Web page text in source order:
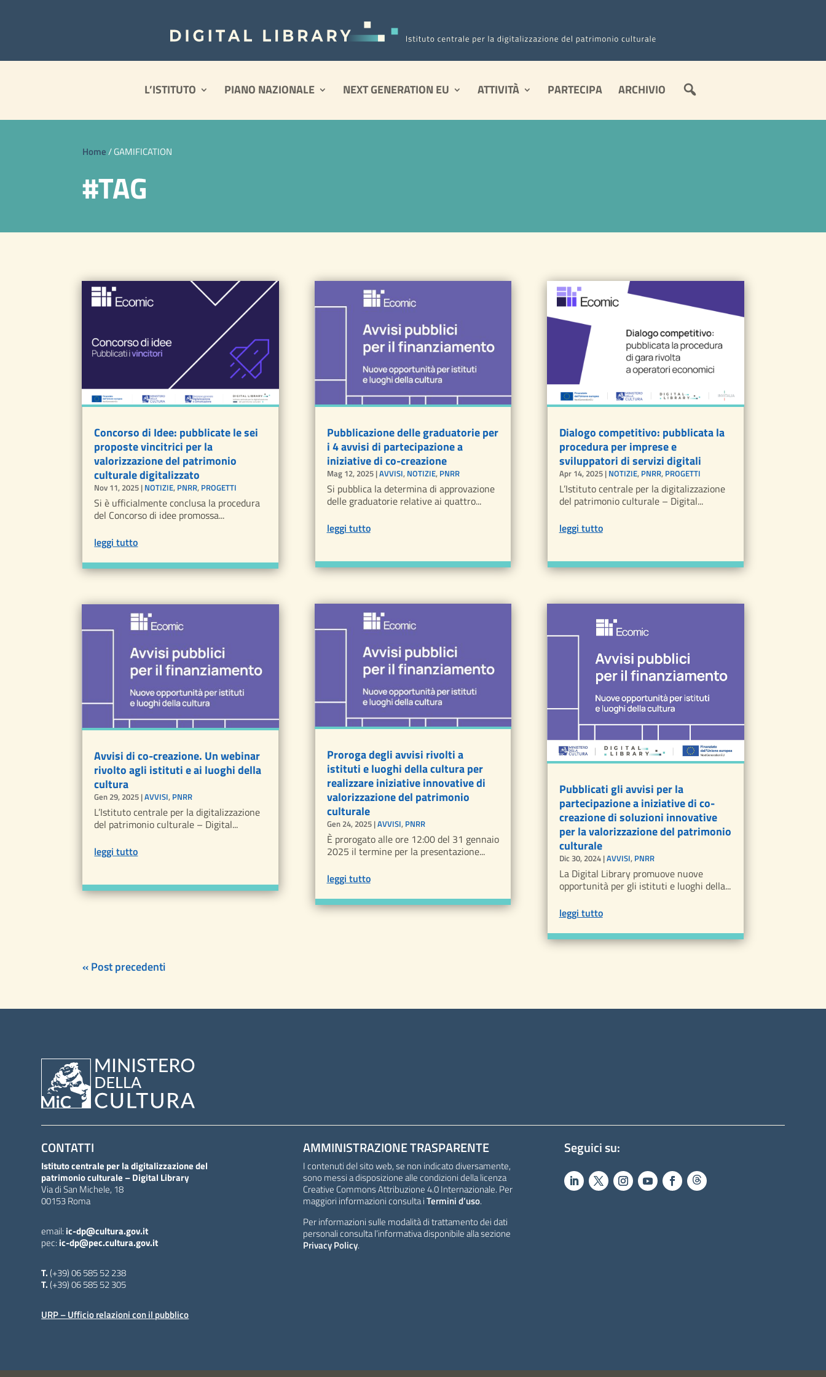
L’ISTITUTO PIANO NAZIONALE NEXT GENERATION EU ATTIVITÀ PARTECIPA ARCHIVIO
A
Home/GAMIFICATION
#TAG
Concorso di Idee: pubblicate le sei
proposte vincitrici per la
valorizzazione del patrimonio
culturale digitalizzato
Nov 11, 2025 | NOTIZIE, PNRR, PROGETTI
Si è ufficialmente conclusa la procedura
del Concorso di idee promossa...
leggi tutto
Avvisi di co-creazione. Un webinar
rivolto agli istituti e ai luoghi della
cultura
Gen 29, 2025 |AVVISI, PNRR
L’Istituto centrale per la digitalizzazione
del patrimonio culturale – Digital...
leggi tutto
Pubblicazione delle graduatorie per
i 4 avvisi di partecipazione a
iniziative di co-creazione
Mag 12, 2025|AVVISI, NOTIZIE, PNRR
Si pubblica la determina di approvazione
delle graduatorie relative ai quattro...
leggi tutto
Proroga degli avvisi rivolti a
istituti e luoghi della cultura per
realizzare iniziative innovative di
valorizzazione del patrimonio
culturale
Gen 24, 2025|AVVISI, PNRR
È prorogato alle ore 12:00 del 31 gennaio
2025 il termine per la presentazione...
leggi tutto
Dialogo competitivo: pubblicata la
procedura per imprese e
sviluppatori di servizi digitali
Apr 14, 2025| NOTIZIE, PNRR, PROGETTI
L’Istituto centrale per la digitalizzazione
del patrimonio culturale – Digital...
leggi tutto
Pubblicati gli avvisi per la
partecipazione a iniziative di co-
creazione di soluzioni innovative
per la valorizzazione del patrimonio
culturale
Dic 30, 2024|AVVISI, PNRR
La Digital Library promuove nuove
opportunità per gli istituti e luoghi della...
leggi tutto
« Post precedenti
CONTATTI
Istituto centrale per la digitalizzazione del
patrimonio culturale – Digital Library
Via di San Michele, 18
00153 Roma
email: ic-dp@cultura.gov.it
pec: ic-dp@pec.cultura.gov.it
T.(+39) 06 585 52 238
T.(+39) 06 585 52 305
URP – Ufficio relazioni con il pubblico
AMMINISTRAZIONE TRASPARENTE
I contenuti del sito web, se non indicato diversamente,
sono messi a disposizione alle condizioni della licenza
Creative Commons Attribuzione 4.0 Internazionale. Per
maggiori informazioni consulta iTermini d’uso.
Per informazioni sulle modalità di trattamento dei dati
personali consulta l’informativa disponibile alla sezione
Privacy Policy.
Seguici su: